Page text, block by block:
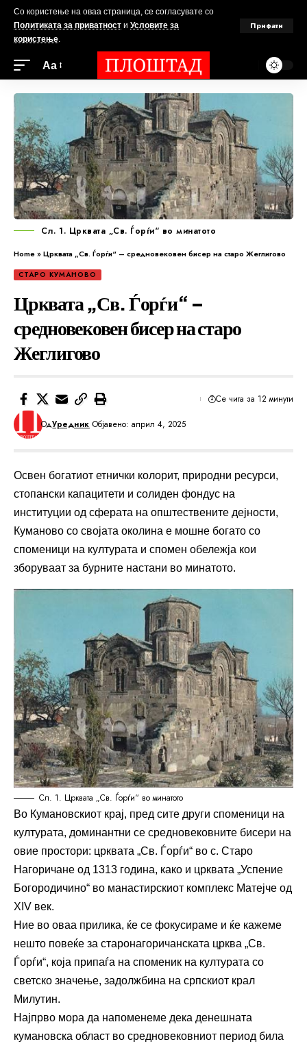
Со користење на оваа страница, се согласувате со
Политиката за приватност и Условите за
користење.
Прифати
Аа
Сл. 1. Црквата „Св. Ѓорѓи“ во минатото
Home»Црквата „Св. Ѓорѓи“ – средновековен бисер на старо Жеглигово
СТАРО КУМАНОВО
Црквата „Св. Ѓорѓи“ –
средновековен бисер на старо
Жеглигово
ОдУредник Објавено: април 4, 2025
Се чита за 12 минути
Освен богатиот етнички колорит, природни ресурси,
стопански капацитети и солиден фондус на
институции од сферата на општествените дејности,
Куманово со својата околина е мошне богато со
споменици на културата и спомен обележја кои
зборуваат за бурните настани во минатото.
Сл. 1. Црквата „Св. Ѓорѓи“ во минатото
Во Кумановскиот крај, пред сите други споменици на
културата, доминантни се средновековните бисери на
овие простори: црквата „Св. Ѓорѓи“ во с. Старо
Нагоричане од 1313 година, како и црквата „Успение
Богородичино“ во манастирскиот комплекс Матејче од
XIV век.
Ние во оваа прилика, ќе се фокусираме и ќе кажеме
нешто повеќе за старонагоричанската црква „Св.
Ѓорѓи“, која припаѓа на споменик на културата со
светско значење, задолжбина на српскиот крал
Милутин.
Најпрво мора да напоменеме дека денешната
кумановска област во средновековниот период била